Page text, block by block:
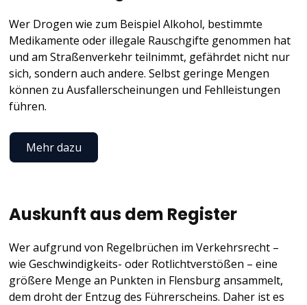
Wer Drogen wie zum Beispiel Alkohol, bestimmte
Medikamente oder illegale Rauschgifte genommen hat
und am Straßenverkehr teilnimmt, gefährdet nicht nur
sich, sondern auch andere. Selbst geringe Mengen
können zu Ausfallerscheinungen und Fehlleistungen
führen.
Mehr dazu
Auskunft aus dem Register
Wer aufgrund von Regelbrüchen im Verkehrsrecht –
wie Geschwindigkeits- oder Rotlichtverstößen – eine
größere Menge an Punkten in Flensburg ansammelt,
dem droht der Entzug des Führerscheins. Daher ist es